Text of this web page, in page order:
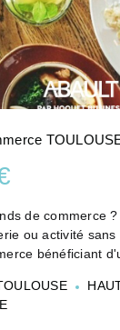
de commerce
ou activité
bénéficiant
une